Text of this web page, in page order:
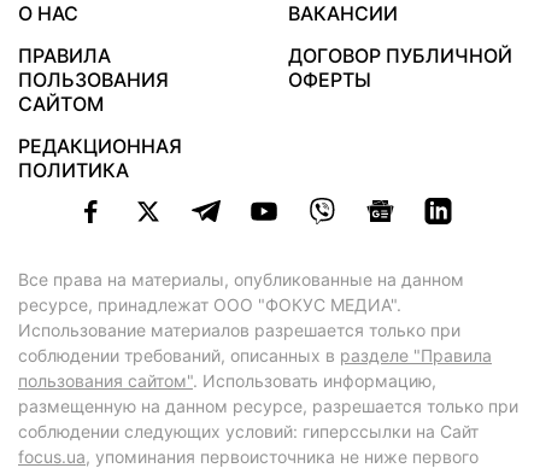
О НАС
ВАКАНСИИ
ПРАВИЛА
ПОЛЬЗОВАНИЯ
САЙТОМ
ДОГОВОР ПУБЛИЧНОЙ
ОФЕРТЫ
РЕДАКЦИОННАЯ
ПОЛИТИКА
Все права на материалы, опубликованные на данном
ресурсе, принадлежат ООО "ФОКУС МЕДИА".
Использование материалов разрешается только при
соблюдении требований, описанных в разделе "Правила
пользования сайтом". Использовать информацию,
размещенную на данном ресурсе, разрешается только при
соблюдении следующих условий: гиперссылки на Сайт
focus.ua, упоминания первоисточника не ниже первого